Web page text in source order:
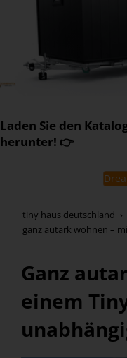
Laden Sie den
herunter! 👉
tiny haus deutschland
ganz autark wohnen –
Ganz
einem